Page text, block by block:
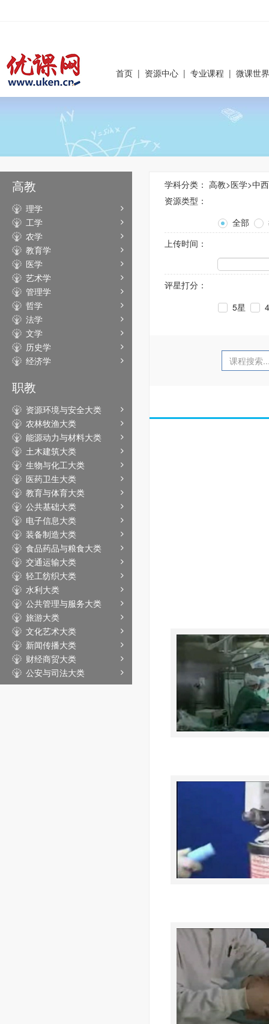
首页 | 资源中心 | 专业课程 | 微课世界
高教
理学
工学
农学
教育学
医学
艺术学
管理学
哲学
法学
文学
历史学
经济学
职教
资源环境与安全大类
农林牧渔大类
能源动力与材料大类
土木建筑大类
生物与化工大类
医药卫生大类
教育与体育大类
公共基础大类
电子信息大类
装备制造大类
食品药品与粮食大类
交通运输大类
轻工纺织大类
水利大类
公共管理与服务大类
旅游大类
文化艺术大类
新闻传播大类
财经商贸大类
公安与司法大类
学科分类： 高教>医学>中
资源类型：
全部
上传时间：
评星打分：
5星